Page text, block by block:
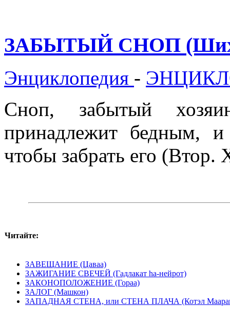
ЗАБЫТЫЙ СНОП
Энциклопедия -
Сноп, забытый
принадлежит бедным, и
чтобы забрать его (Втор.
Читайте:
ЗАВЕЩАНИЕ (Цаваа)
ЗАЖИГАНИЕ СВЕЧЕЙ (Гадлакат hа-нейрот)
ЗАКОНОПОЛОЖЕНИЕ (Гораа)
ЗАЛОГ (Машкон)
ЗАПАДНАЯ СТЕНА, или СТЕНА ПЛАЧА (Котэл